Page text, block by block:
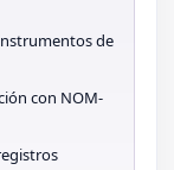
de
con NOM-